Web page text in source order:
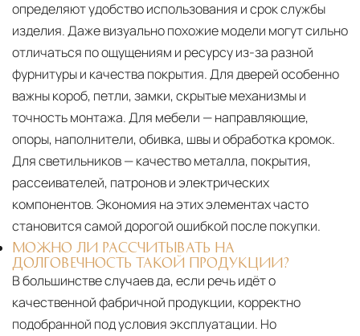
определяют удобство использования и срок службы
изделия. Даже визуально похожие модели могут сильно
отличаться по ощущениям и ресурсу из-за разной
фурнитуры и качества покрытия. Для дверей особенно
важны короб, петли, замки, скрытые механизмы и
точность монтажа. Для мебели — направляющие,
опоры, наполнители, обивка, швы и обработка кромок.
Для светильников — качество металла, покрытия,
рассеивателей, патронов и электрических
компонентов. Экономия на этих элементах часто
становится самой дорогой ошибкой после покупки.
МОЖНО ЛИ РАССЧИТЫВАТЬ НА
ДОЛГОВЕЧНОСТЬ ТАКОЙ ПРОДУКЦИИ?
В большинстве случаев да, если речь идёт о
качественной фабричной продукции, корректно
подобранной под условия эксплуатации. Но